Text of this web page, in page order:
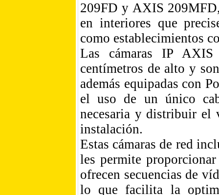
209FD y AXIS
en interiores que
como establecimientos
Las cámaras IP
centímetros de alto y
además equipadas con
el uso de un único
necesaria y distribuir el
instalación.
Estas cámaras de red
les permite
ofrecen secuencias de
lo que facilita la